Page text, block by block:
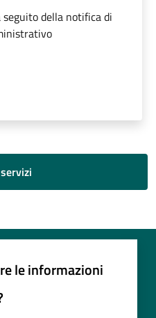
della notifica di
le informazioni